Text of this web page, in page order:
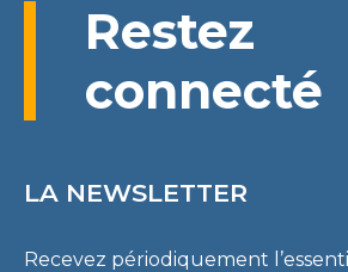
Restez
connecté
LA NEWSLETTER
Recevez périodiquement